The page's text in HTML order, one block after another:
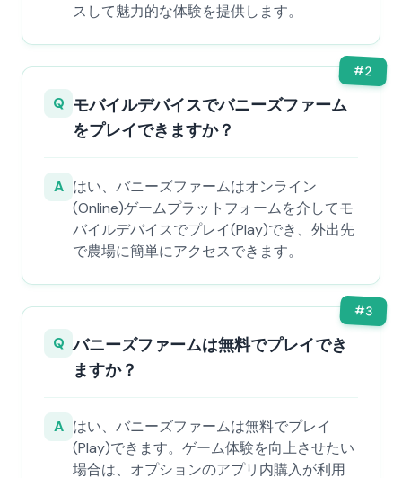
スして魅力的な体験を提供します。
#2
Q モバイルデバイスでバニーズファーム
をプレイできますか？
A はい、バニーズファームはオンライン
(Online)ゲームプラットフォームを介してモ
バイルデバイスでプレイ(Play)でき、外出先
で農場に簡単にアクセスできます。
#3
Q バニーズファームは無料でプレイでき
ますか？
A はい、バニーズファームは無料でプレイ
(Play)できます。ゲーム体験を向上させたい
場合は、オプションのアプリ内購入が利用